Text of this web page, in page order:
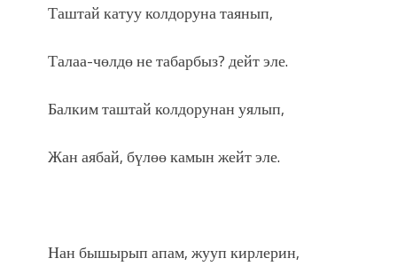
Таштай катуу колдоруна таянып,
Талаа-чөлдө не табарбыз? дейт эле.
Балким таштай колдорунан уялып,
Жан аябай, бүлөө камын жейт эле.
Нан бышырып апам, жууп кирлерин,